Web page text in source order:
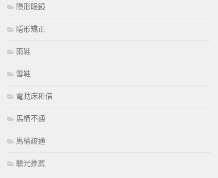
隱形眼鏡
隱形矯正
雨鞋
雪鞋
電動床租借
馬桶不通
馬桶疏通
驗光推薦